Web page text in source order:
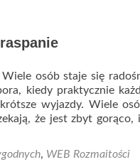
osób staje się
kiedy praktycznie
wyjazdy. Wiele
że jest zbyt gorąco,
, WEB Rozmaitości